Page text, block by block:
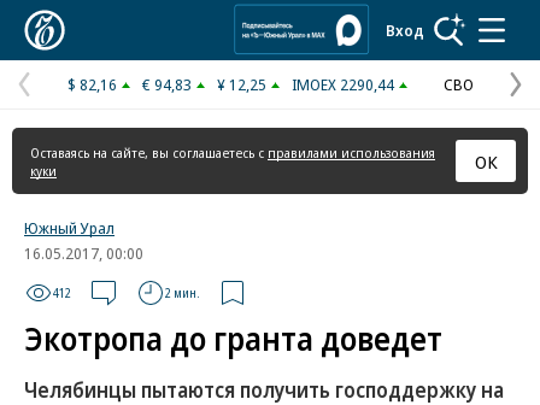
Вход
Предыдущая
страница
$ 82,16 € 94,83 ¥ 12,25 IMOEX 2290,44 СВО
Оставаясь на сайте, вы соглашаетесь с правилами использования
куки
ОК
Южный Урал
16.05.2017, 00:00
412 2 мин.
Экотропа до гранта доведет
Челябинцы пытаются получить господдержку на